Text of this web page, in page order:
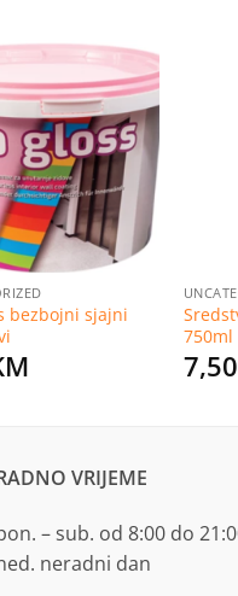
Dodaj
na
listu
želja
bezbojni sjajni
750ml
7,50
VRIJEME
– sub. od 8:00 do
neradni dan